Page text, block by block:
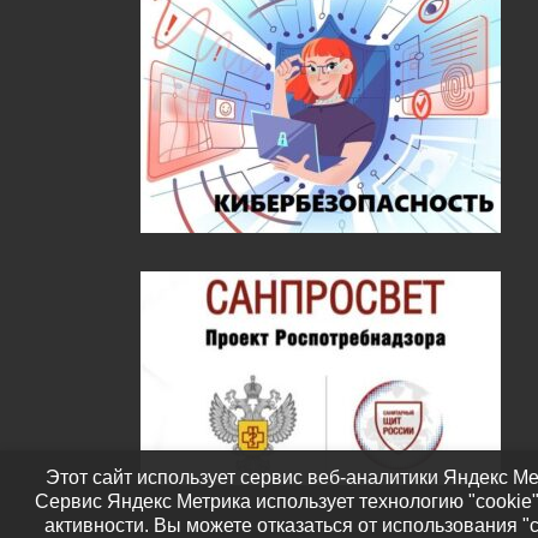
Этот сайт использует сервис веб-аналитики
Сервис Яндекс Метрика использует технологию
активности. Вы можете отказаться от